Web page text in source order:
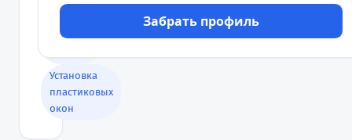
УСЛУГИ
Окна и
Установка
пластиковых
окон
Забрать профиль